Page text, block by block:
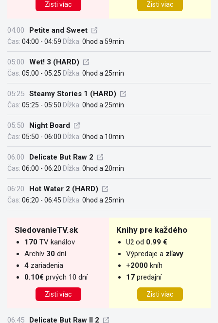
Zisti víac Zisti viac
04:00 Petite and Sweet
Čas: 04:00 - 04:59 Dĺžka: 0hod a 59min
05:00 Wet! 3 (HARD)
Čas: 05:00 - 05:25 Dĺžka: 0hod a 25min
05:25 Steamy Stories 1 (HARD)
Čas: 05:25 - 05:50 Dĺžka: 0hod a 25min
05:50 Night Board
Čas: 05:50 - 06:00 Dĺžka: 0hod a 10min
06:00 Delicate But Raw 2
Čas: 06:00 - 06:20 Dĺžka: 0hod a 20min
06:20 Hot Water 2 (HARD)
Čas: 06:20 - 06:45 Dĺžka: 0hod a 25min
SledovanieTV.sk
170 TV kanálov
Archív 30 dní
4 zariadenia
0.10€ prvých 10 dní
Zisti víac
Knihy pre každého
Už od 0.99 €
Výpredaje a zľavy
+2000 kníh
17 predajní
Zisti viac
06:45 Delicate But Raw II 2